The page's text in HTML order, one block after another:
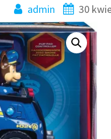
admin 30